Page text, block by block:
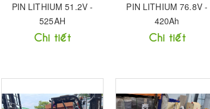
PIN LITHIUM 51.2V -
525AH
Chi tiết
PIN LITHIUM 76.8V -
420Ah
Chi tiết